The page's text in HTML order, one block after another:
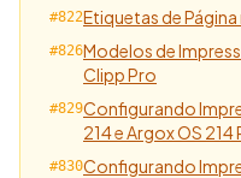
#822Etiquetas de
#826Modelos de
Clipp Pro
#829Configurando
214 e Argox OS
#830Configurando